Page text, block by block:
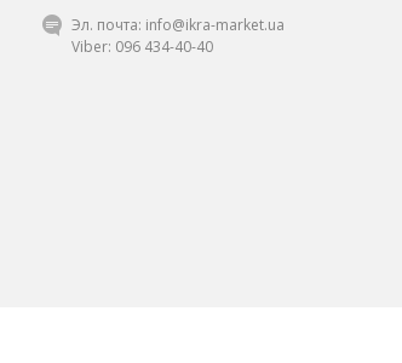
Эл. почта: info@ikra-market.ua
Viber: 096 434-40-40